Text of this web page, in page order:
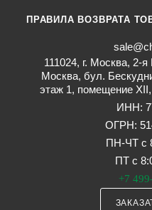
ПРАВИЛА ВОЗВРАТА
111024, г. Москва, 2-
Москва, бул.
этаж 1, помещение
ИНН:
ОГРН:
ПН-ЧТ с
ПТ с
+7